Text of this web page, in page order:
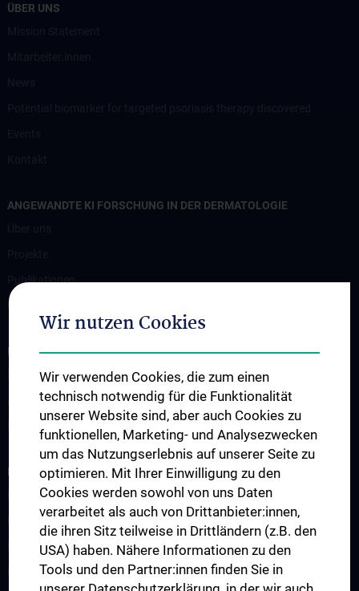
ÜBER UNS
ANGEWANDTE KI FORSCHUNG IN DER DERMATOLOGIE
Publikationen
INFORMATIONEN FÜR PATIENT:INNEN
Für Patient:innen
Ambulanzen
LEHRE & STUDIUM
Humanstudium UN 202 - Block 26
KPJ - Klinisch Praktisches Jahr
Famulaturen/Traineeships
Diplomarbeiten
Wir nutzen Cookies
Wir verwenden Cookies, die zum einen
technisch notwendig für die Funktionalität
unserer Website sind, aber auch Cookies zu
funktionellen, Marketing- und Analysezwecken
um das Nutzungserlebnis auf unserer Seite zu
optimieren. Mit Ihrer Einwilligung zu den
Cookies werden sowohl von uns Daten
verarbeitet als auch von Drittanbieter:innen,
die ihren Sitz teilweise in Drittländern (z.B. den
USA) haben. Nähere Informationen zu den
Tools und den Partner:innen finden Sie in